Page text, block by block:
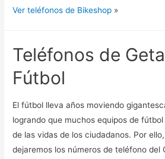
Ver teléfonos de Bikeshop »
Teléfonos de
Fútbol
El fútbol lleva años moviendo
logrando que muchos equipos de
de las vidas de los ciudadanos. Por
dejaremos los números de teléfono del